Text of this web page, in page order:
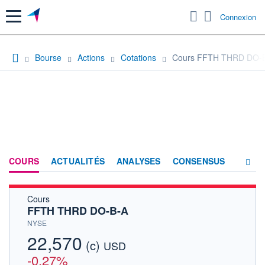
Menu Connexion
Bourse Actions Cotations Cours FFTH THRD DO-
COURS ACTUALITÉS ANALYSES CONSENSUS
Cours
FFTH THRD DO-B-A
NYSE
22,570 (c) USD
-0,27%